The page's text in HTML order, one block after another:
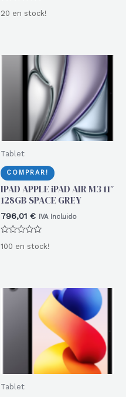
con
20 en stock!
Tablet
COMPRAR!
IPAD APPLE iPAD AIR M3 11″
128GB SPACE GREY
796,01 € IVA Incluido
con
100 en stock!
Tablet